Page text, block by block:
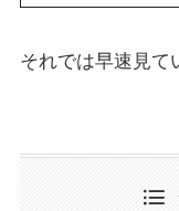
それでは早速見て